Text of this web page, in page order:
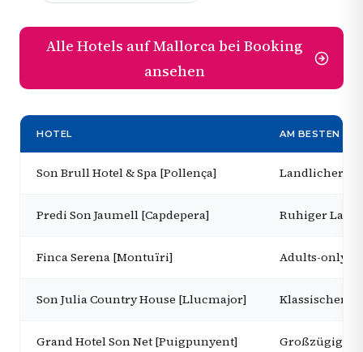
Alle Hotels auf Mallorca bei Booking
ansehen
HOTEL AM BESTEN FÜR
Son Brull Hotel & Spa [Pollença] Landlicher
Predi Son Jaumell [Capdepera] Ruhiger
Finca Serena [Montuïri] Adults-only-
Son Julia Country House [Llucmajor] Klassischer
Grand Hotel Son Net [Puigpunyent] Großzügiger